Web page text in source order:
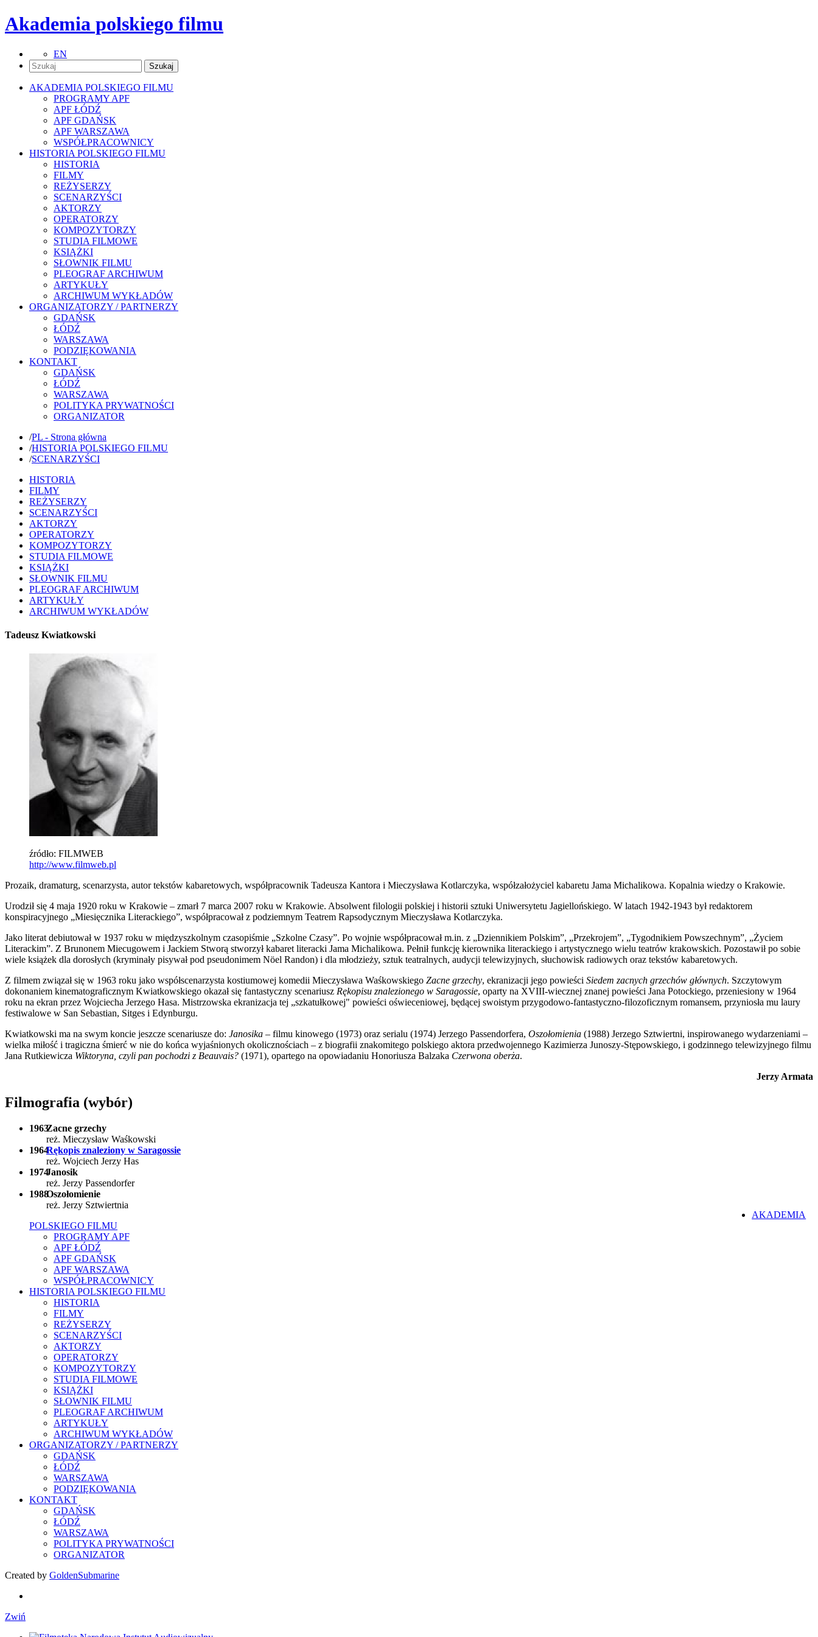
Akademia polskiego filmu
EN
AKADEMIA POLSKIEGO FILMU
PROGRAMY APF
APF ŁÓDŹ
APF GDAŃSK
APF WARSZAWA
WSPÓŁPRACOWNICY
HISTORIA POLSKIEGO FILMU
HISTORIA
FILMY
REŻYSERZY
SCENARZYŚCI
AKTORZY
OPERATORZY
KOMPOZYTORZY
STUDIA FILMOWE
KSIĄŻKI
SŁOWNIK FILMU
PLEOGRAF ARCHIWUM
ARTYKUŁY
ARCHIWUM WYKŁADÓW
ORGANIZATORZY / PARTNERZY
GDAŃSK
ŁÓDŹ
WARSZAWA
PODZIĘKOWANIA
KONTAKT
GDAŃSK
ŁÓDŹ
WARSZAWA
POLITYKA PRYWATNOŚCI
ORGANIZATOR
/PL - Strona główna
/HISTORIA POLSKIEGO FILMU
/SCENARZYŚCI
HISTORIA
FILMY
REŻYSERZY
SCENARZYŚCI
AKTORZY
OPERATORZY
KOMPOZYTORZY
STUDIA FILMOWE
KSIĄŻKI
SŁOWNIK FILMU
PLEOGRAF ARCHIWUM
ARTYKUŁY
ARCHIWUM WYKŁADÓW
Tadeusz Kwiatkowski
źródło: FILMWEB
http://www.filmweb.pl
Prozaik, dramaturg, scenarzysta, autor tekstów kabaretowych, współpracownik Tadeusza Kantora i Mieczysława Kotlarczyka, współzałożyciel kabaretu Jama Michalikowa. Kopalnia wiedzy o Krakowie.
Urodził się 4 maja 1920 roku w Krakowie – zmarł 7 marca 2007 roku w Krakowie. Absolwent filologii polskiej i historii sztuki Uniwersytetu Jagiellońskiego. W latach 1942-1943 był redaktorem
konspiracyjnego „Miesięcznika Literackiego”, współpracował z podziemnym Teatrem Rapsodycznym Mieczysława Kotlarczyka.
Jako literat debiutował w 1937 roku w międzyszkolnym czasopiśmie „Szkolne Czasy”. Po wojnie współpracował m.in. z „Dziennikiem Polskim”, „Przekrojem”, „Tygodnikiem Powszechnym”, „Życiem
Literackim”. Z Brunonem Miecugowem i Jackiem Stworą stworzył kabaret literacki Jama Michalikowa. Pełnił funkcję kierownika literackiego i artystycznego wielu teatrów krakowskich. Pozostawił po sobie
wiele książek dla dorosłych (kryminały pisywał pod pseudonimem Nöel Randon) i dla młodzieży, sztuk teatralnych, audycji telewizyjnych, słuchowisk radiowych oraz tekstów kabaretowych.
Z filmem związał się w 1963 roku jako współscenarzysta kostiumowej komedii Mieczysława Waśkowskiego Zacne grzechy, ekranizacji jego powieści Siedem zacnych grzechów głównych. Szczytowym
dokonaniem kinematograficznym Kwiatkowskiego okazał się fantastyczny scenariusz Rękopisu znalezionego w Saragossie, oparty na XVIII-wiecznej znanej powieści Jana Potockiego, przeniesiony w 1964
roku na ekran przez Wojciecha Jerzego Hasa. Mistrzowska ekranizacja tej „szkatułkowej" powieści oświeceniowej, będącej swoistym przygodowo-fantastyczno-filozoficznym romansem, przyniosła mu laury
festiwalowe w San Sebastian, Sitges i Edynburgu.
Kwiatkowski ma na swym koncie jeszcze scenariusze do: Janosika – filmu kinowego (1973) oraz serialu (1974) Jerzego Passendorfera, Oszołomienia (1988) Jerzego Sztwiertni, inspirowanego wydarzeniami –
wielka miłość i tragiczna śmierć w nie do końca wyjaśnionych okolicznościach – z biografii znakomitego polskiego aktora przedwojennego Kazimierza Junoszy-Stępowskiego, i godzinnego telewizyjnego filmu
Jana Rutkiewicza Wiktoryna, czyli pan pochodzi z Beauvais? (1971), opartego na opowiadaniu Honoriusza Balzaka Czerwona oberża.
Jerzy Armata
Filmografia (wybór)
1963Zacne grzechy
reż. Mieczysław Waśkowski
1964Rękopis znaleziony w Saragossie
reż. Wojciech Jerzy Has
1974Janosik
reż. Jerzy Passendorfer
1988Oszołomienie
reż. Jerzy Sztwiertnia
AKADEMIA
POLSKIEGO FILMU
PROGRAMY APF
APF ŁÓDŹ
APF GDAŃSK
APF WARSZAWA
WSPÓŁPRACOWNICY
HISTORIA POLSKIEGO FILMU
HISTORIA
FILMY
REŻYSERZY
SCENARZYŚCI
AKTORZY
OPERATORZY
KOMPOZYTORZY
STUDIA FILMOWE
KSIĄŻKI
SŁOWNIK FILMU
PLEOGRAF ARCHIWUM
ARTYKUŁY
ARCHIWUM WYKŁADÓW
ORGANIZATORZY / PARTNERZY
GDAŃSK
ŁÓDŹ
WARSZAWA
PODZIĘKOWANIA
KONTAKT
GDAŃSK
ŁÓDŹ
WARSZAWA
POLITYKA PRYWATNOŚCI
ORGANIZATOR
Created by GoldenSubmarine
Zwiń